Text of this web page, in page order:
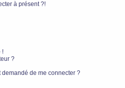
à présent ?!
!
?
demandé de me connecter ?